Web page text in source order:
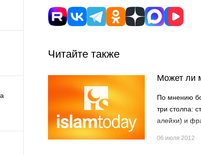
Читайте также
Может ли
По мнению
три столпа:
алейхи) и
06 июля 2012